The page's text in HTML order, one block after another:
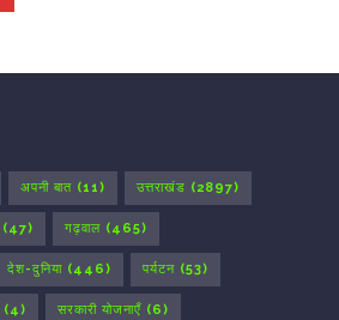
अपनी बात (11) उत्तराखंड (2897)
(47) गढ़वाल (465)
देश-दुनिया (446) पर्यटन (53)
(4) सरकारी योजनाएँ (6)